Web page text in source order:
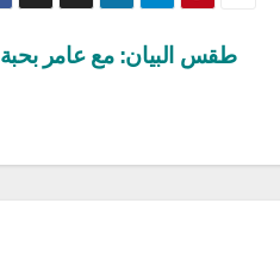
طقس البيان: مع عامر بحبة